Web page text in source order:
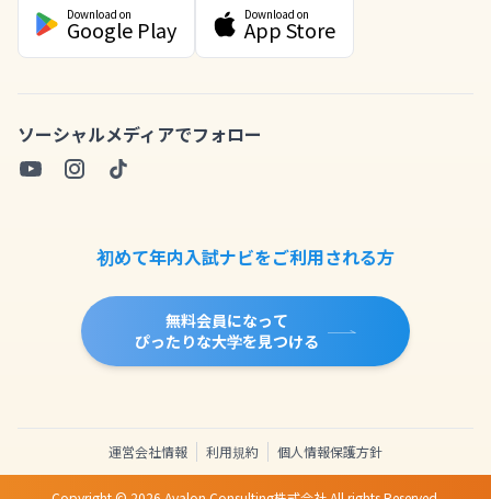
Download on
Google Play
Download on
App Store
ソーシャルメディアでフォロー
初めて年内入試ナビをご利用される方
無料会員になって
ぴったりな大学を見つける
運営会社情報 利用規約 個人情報保護方針